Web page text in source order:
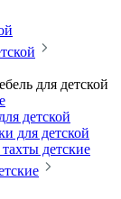
для детской
детской
для детской
детские